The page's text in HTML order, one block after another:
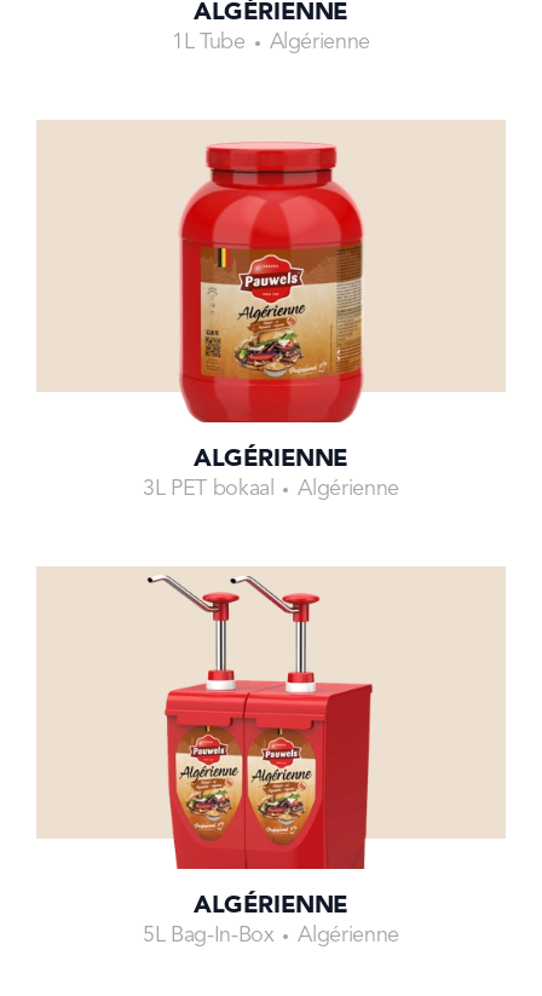
ALGÉRIENNE
1L Tube Algérienne
ALGÉRIENNE
3L PET bokaal Algérienne
ALGÉRIENNE
5L Bag-In-Box Algérienne